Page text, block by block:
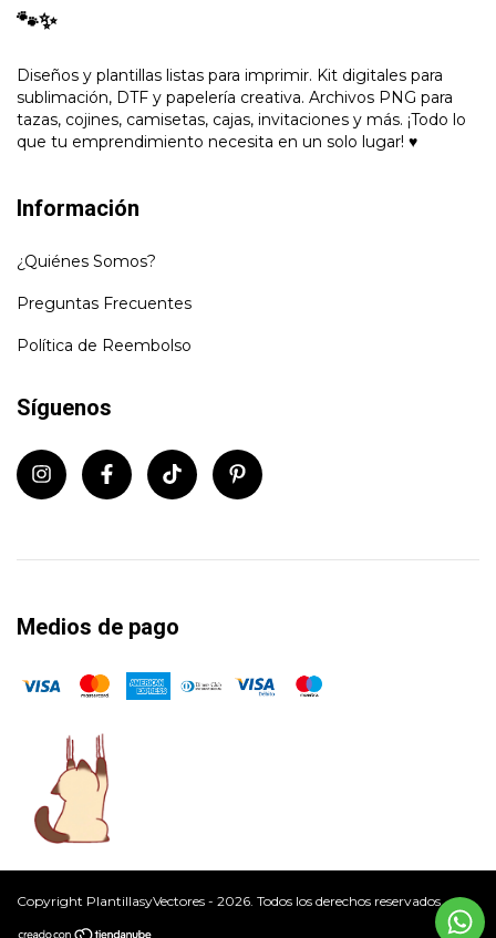
🐾✨
Diseños y plantillas listas para imprimir. Kit digitales para
sublimación, DTF y papelería creativa. Archivos PNG para
tazas, cojines, camisetas, cajas, invitaciones y más. ¡Todo lo
que tu emprendimiento necesita en un solo lugar! ♥
Información
¿Quiénes Somos?
Preguntas Frecuentes
Política de Reembolso
Síguenos
Medios de pago
Copyright PlantillasyVectores - 2026. Todos los derechos reservados.